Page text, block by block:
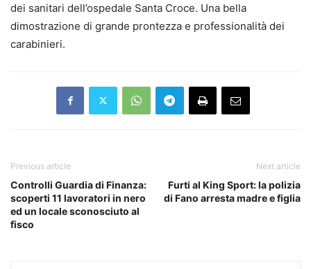
dei sanitari dell’ospedale Santa Croce. Una bella
dimostrazione di grande prontezza e professionalità dei
carabinieri.
Previous article
Controlli Guardia di Finanza:
scoperti 11 lavoratori in nero
ed un locale sconosciuto al
fisco
Next article
Furti al King Sport: la polizia
di Fano arresta madre e figlia